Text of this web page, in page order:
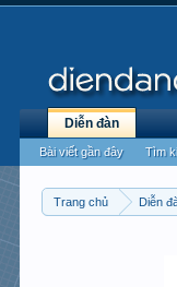
Trang chủ Diễn
Diễn đàn
Bài viết gần đây Tìm